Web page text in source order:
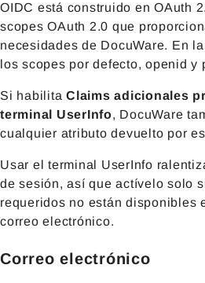
OIDC está construido en OAuth
scopes OAuth 2.0 que
necesidades de DocuWare. En
los scopes por defecto, openid y
Si habilita Claims adicionales
terminal UserInfo, DocuWare
cualquier atributo devuelto por
Usar el terminal UserInfo
de sesión, así que actívelo solo
requeridos no están disponibles
correo electrónico.
Correo electrónico